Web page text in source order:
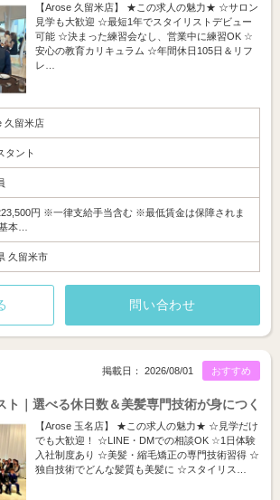
【Arose 久留米店】 ★この求人の魅力★ ☆サロン
見学も大歓迎 ☆最短1年でスタイリストデビュー
可能 ☆決まった練習会なし、営業中に練習OK ☆
安心の教育カリキュラム ☆年間休日105日＆リフ
レ…
久留米店
タント
円 ※一律支給手当含む ※最低賃金は保障されま
本…
久留米市
問い合わせ
おすすめ
掲載日： 2026/08/01
ト｜選べる休日数＆美髪専門技術が身につく
【Arose 玉名店】 ★この求人の魅力★ ☆見学だけ
でも大歓迎！ ☆LINE・DMでの相談OK ☆1日体験
入社制度あり ☆美髪・縮毛矯正の専門技術習得 ☆
独自技術でどんな髪質も美髪に ☆スタイリス…